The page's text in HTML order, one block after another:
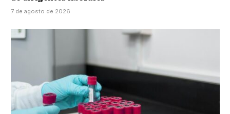
7 de agosto de 2026